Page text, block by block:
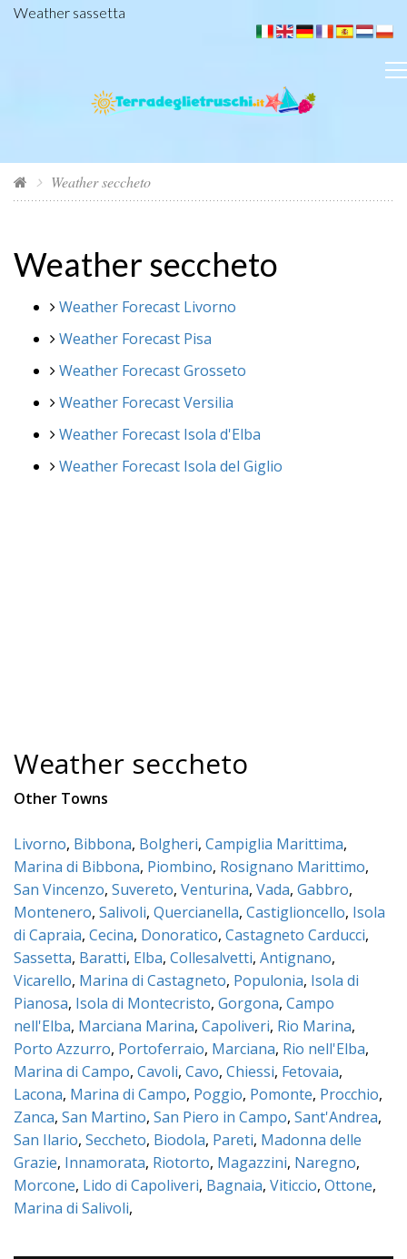
Weather sassetta
Weather seccheto
Weather seccheto
Weather Forecast Livorno
Weather Forecast Pisa
Weather Forecast Grosseto
Weather Forecast Versilia
Weather Forecast Isola d'Elba
Weather Forecast Isola del Giglio
Weather seccheto
Other Towns
Livorno, Bibbona, Bolgheri, Campiglia Marittima,
Marina di Bibbona, Piombino, Rosignano Marittimo,
San Vincenzo, Suvereto, Venturina, Vada, Gabbro,
Montenero, Salivoli, Quercianella, Castiglioncello, Isola
di Capraia, Cecina, Donoratico, Castagneto Carducci,
Sassetta, Baratti, Elba, Collesalvetti, Antignano,
Vicarello, Marina di Castagneto, Populonia, Isola di
Pianosa, Isola di Montecristo, Gorgona, Campo
nell'Elba, Marciana Marina, Capoliveri, Rio Marina,
Porto Azzurro, Portoferraio, Marciana, Rio nell'Elba,
Marina di Campo, Cavoli, Cavo, Chiessi, Fetovaia,
Lacona, Marina di Campo, Poggio, Pomonte, Procchio,
Zanca, San Martino, San Piero in Campo, Sant'Andrea,
San Ilario, Seccheto, Biodola, Pareti, Madonna delle
Grazie, Innamorata, Riotorto, Magazzini, Naregno,
Morcone, Lido di Capoliveri, Bagnaia, Viticcio, Ottone,
Marina di Salivoli,